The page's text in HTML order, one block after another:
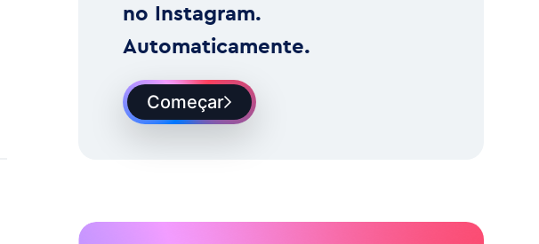
no Instagram.
Automaticamente.
Começar